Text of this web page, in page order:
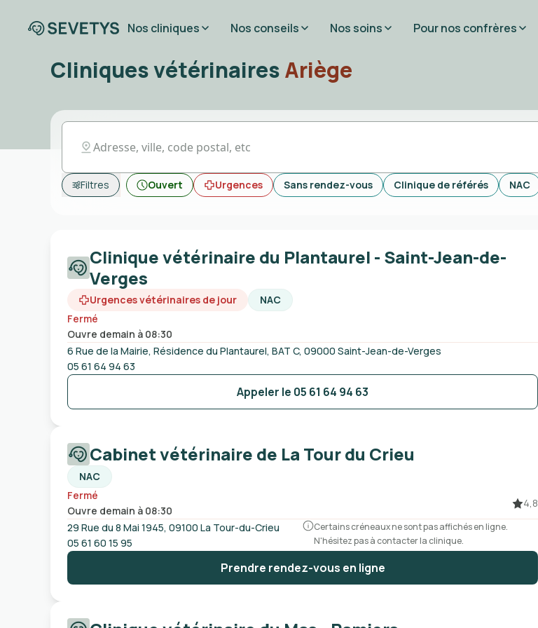
Nos cliniques Nos conseils Nos soins Pour nos confrères
Cliniques vétérinairesAriège
Filtres Ouvert Urgences Sans rendez-vous Clinique de référés NAC
Clinique vétérinaire du Plantaurel - Saint-Jean-de-
Verges
Urgences vétérinaires de jour
NAC
Fermé
Ouvre demain à 08:30
6 Rue de la Mairie, Résidence du Plantaurel, BAT C, 09000 Saint-Jean-de-Verges
05 61 64 94 63
Appeler le 05 61 64 94 63
Cabinet vétérinaire de La Tour du Crieu
NAC
Fermé
Ouvre demain à 08:30
4,8
29 Rue du 8 Mai 1945, 09100 La Tour-du-Crieu
05 61 60 15 95
Certains créneaux ne sont pas affichés en ligne.
N'hésitez pas à contacter la clinique.
Prendre rendez-vous en ligne